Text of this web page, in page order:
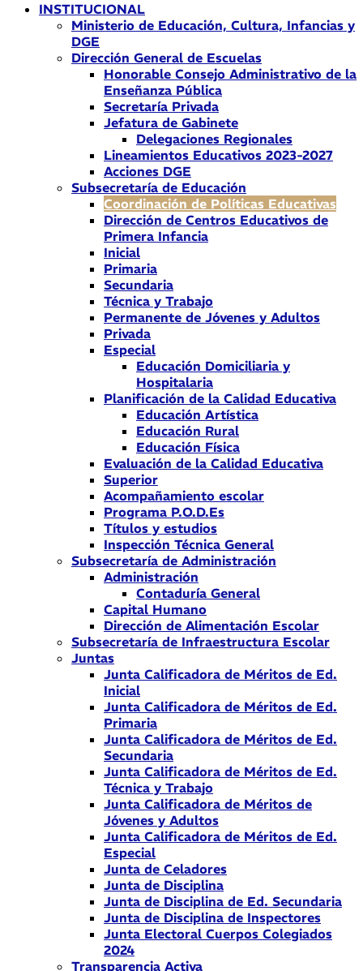
INSTITUCIONAL
Ministerio de Educación, Cultura, Infancias y
DGE
Dirección General de Escuelas
Honorable Consejo Administrativo de la
Enseñanza Pública
Secretaría Privada
Jefatura de Gabinete
Delegaciones Regionales
Lineamientos Educativos 2023-2027
Acciones DGE
Subsecretaría de Educación
Coordinación de Políticas Educativas
Dirección de Centros Educativos de
Primera Infancia
Inicial
Primaria
Secundaria
Técnica y Trabajo
Permanente de Jóvenes y Adultos
Privada
Especial
Educación Domiciliaria y
Hospitalaria
Planificación de la Calidad Educativa
Educación Artística
Educación Rural
Educación Física
Evaluación de la Calidad Educativa
Superior
Acompañamiento escolar
Programa P.O.D.Es
Títulos y estudios
Inspección Técnica General
Subsecretaría de Administración
Administración
Contaduría General
Capital Humano
Dirección de Alimentación Escolar
Subsecretaría de Infraestructura Escolar
Juntas
Junta Calificadora de Méritos de Ed.
Inicial
Junta Calificadora de Méritos de Ed.
Primaria
Junta Calificadora de Méritos de Ed.
Secundaria
Junta Calificadora de Méritos de Ed.
Técnica y Trabajo
Junta Calificadora de Méritos de
Jóvenes y Adultos
Junta Calificadora de Méritos de Ed.
Especial
Junta de Celadores
Junta de Disciplina
Junta de Disciplina de Ed. Secundaria
Junta de Disciplina de Inspectores
Junta Electoral Cuerpos Colegiados
2024
Transparencia Activa